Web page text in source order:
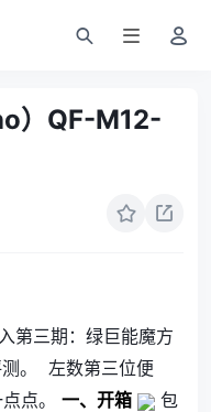
）QF-M12-
第三期：绿巨能魔方
。
左数第三位便
点。 一、开箱
包